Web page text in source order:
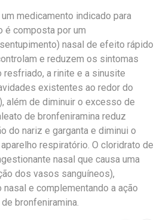
medicamento indicado para
é composta por um
nasal de efeito rápido
e reduzem os sintomas
resfriado, a rinite e a sinusite
existentes ao redor do
além de diminuir o excesso de
de bronfeniramina reduz
do nariz e garganta e diminui o
respiratório. O cloridrato de
nasal que causa uma
dos vasos sanguíneos),
e complementando a ação
bronfeniramina.